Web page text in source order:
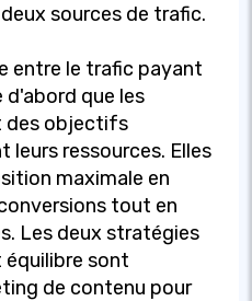
sources de trafic.
entre le trafic payant
que les
des objectifs
leurs ressources. Elles
maximale en
tout en
Les deux stratégies
sont
de contenu pour